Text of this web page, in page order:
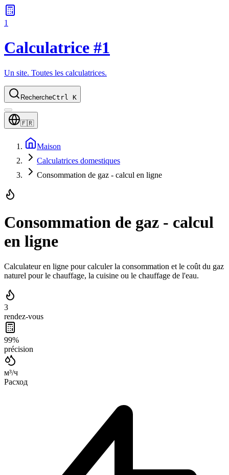
1
Calculatrice #1
Un site. Toutes les calculatrices.
RechercheCtrl K
🇫🇷
Maison
Calculatrices domestiques
Consommation de gaz - calcul en ligne
Consommation de gaz - calcul
en ligne
Calculateur en ligne pour calculer la consommation et le coût du gaz
naturel pour le chauffage, la cuisine ou le chauffage de l'eau.
3
rendez-vous
99%
précision
м³/ч
Расход